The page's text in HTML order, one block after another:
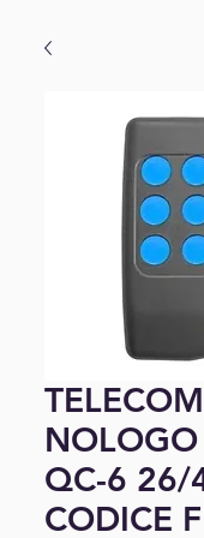
QC-6 26/
CODICE